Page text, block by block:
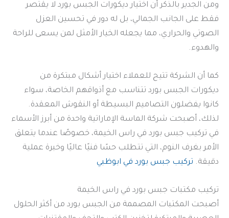
ومن الجدير بالذكر أن اختيار ديكورات الجبس بورد لا يقتصر
فقط على الجانب الجمالي، بل له دور في تحسين العزل
الصوتي والحراري، مما يجعله الخيار الأمثل لمن يسعى للراحة
والهدوء.
كما أن الشركة تتيح للعملاء اختيار أشكال مبتكرة من
ديكورات الجبس بورد تتناسب مع أذواقهم الخاصة، سواء
كانوا يفضلون التصاميم البسيطة أو النقوش المعقدة.
لذلك، أصبحت شركة الماسة الإماراتية واحدة من أبرز الأسماء
في تركيب جبس بورد في راس الخيمة، خصوصًا عندما يتعلق
الأمر بغرف النوم، التي تتطلب حسًا فنيًا عاليًا وخبرة عملية
دقيقة. تركيب جبس بورد في ابوظبي
تركيب مكتبات جبس بورد في راس الخيمة
أصبحت المكتبات المصممة من الجبس بورد من أكثر الحلول